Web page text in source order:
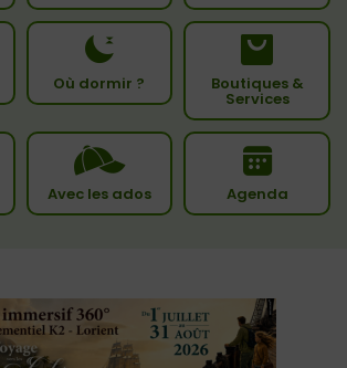
Où dormir ? Boutiques &
Services
Avec les ados Agenda